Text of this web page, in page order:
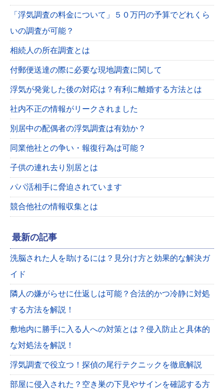
「浮気調査の料金について」５０万円の予算でどれくら
いの調査が可能？
相続人の所在調査とは
付郵便送達の際に必要な現地調査に関して
浮気が発覚した後の対応は？有利に離婚する方法とは
社内不正の情報がリークされました
別居中の配偶者の浮気調査は有効か？
同業他社との争い・報復行為は可能？
子供の連れ去り別居とは
パパ活相手に脅迫されています
競合他社の情報収集とは
最新の記事
洗脳された人を助けるには？見分け方と効果的な解決ガ
イド
隣人の嫌がらせに仕返しは可能？合法的かつ冷静に対処
する方法を解説！
敷地内に勝手に入る人への対策とは？侵入防止と具体的
な対処法を解説！
浮気調査で役立つ！探偵の尾行テクニックを徹底解説
部屋に侵入された？空き巣の下見やサインを確認する方